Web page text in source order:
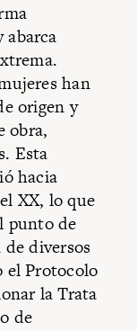
abarca
han
origen y
obra,
Esta
hacia
XX, lo que
punto de
diversos
el Protocolo
la Trata
de